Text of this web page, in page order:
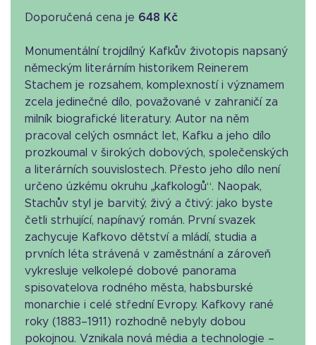
Doporučená cena je 648 Kč
Monumentální trojdílný Kafkův životopis napsaný
německým literárním historikem Reinerem
Stachem je rozsahem, komplexností i významem
zcela jedinečné dílo, považované v zahraničí za
milník biografické literatury. Autor na něm
pracoval celých osmnáct let, Kafku a jeho dílo
prozkoumal v širokých dobových, společenských
a literárních souvislostech. Přesto jeho dílo není
určeno úzkému okruhu „kafkologů“. Naopak,
Stachův styl je barvitý, živý a čtivý: jako byste
četli strhující, napínavý román. První svazek
zachycuje Kafkovo dětství a mládí, studia a
prvních léta strávená v zaměstnání a zároveň
vykresluje velkolepé dobové panorama
spisovatelova rodného města, habsburské
monarchie i celé střední Evropy. Kafkovy rané
roky (1883–1911) rozhodně nebyly dobou
pokojnou. Vznikala nová média a technologie –